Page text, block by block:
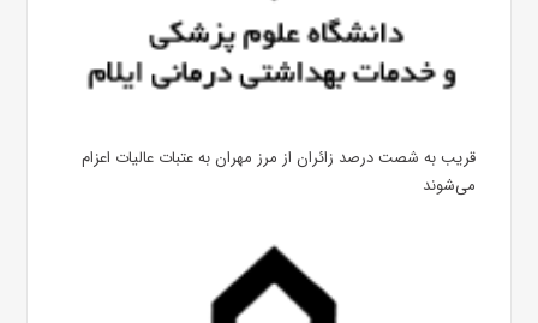
قریب به شصت درصد زائران از مرز مهران به عتبات عالیات اعزام
می‌شوند